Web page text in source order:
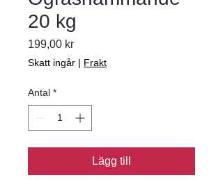
20 kg
199,00 krPris
Skatt ingår | Frakt
Antal *
Lägg till